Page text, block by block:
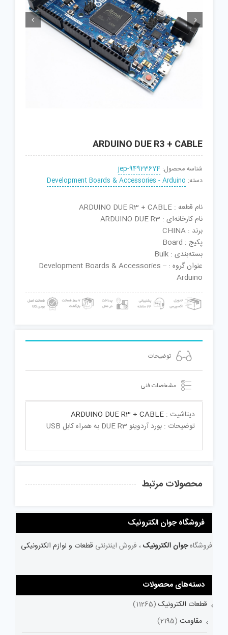
 
ARDUINO DUE R3 + CABLE
شناسه محصول: jep-94923674
دسته: Development Boards & Accessories - Arduino
نام قطعه : ARDUINO DUE R3 + CABLE
نام کارخانه‌ای : ARDUINO DUE R3
برند : CHINA
پکیج : Board
بسته‌بندی : Bulk
عنوان گروه : Development Boards & Accessories –
Arduino
توضیحات
مشخصات فنی
دیتاشیت : ARDUINO DUE R3 + CABLE
توضیحات : بورد آردوینو DUE R3 به همراه کابل USB
محصولات مرتبط
فروشگاه جوان الکترونیک
فروشگاهجوان الکترونیک ، فروش اینترنتی قطعات و لوازم الکترونیکی
دسته‌های محصولات
قطعات الکترونیک (11265)
مقاومت (2195)